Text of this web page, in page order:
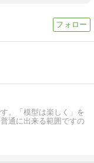
。「模型は楽しく」を
通に出来る範囲ですの